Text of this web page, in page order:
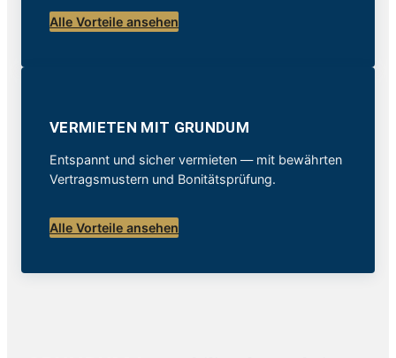
Alle Vorteile ansehen
VERMIETEN MIT GRUNDUM
Entspannt und sicher vermieten — mit bewährten
Vertragsmustern und Bonitätsprüfung.
Alle Vorteile ansehen